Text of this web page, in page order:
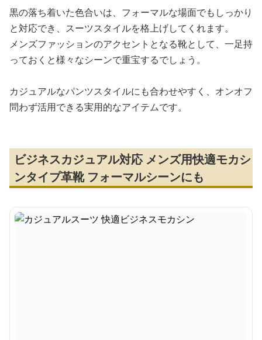
黒の落ち着いた色合いは、フォーマルな場面でもしっかり
と対応でき、スーツスタイルを格上げしてくれます。
メンズファッションのアクセントとなる靴として、一足持
っておくと様々なシーンで重宝するでしょう。
カジュアルなパンツスタイルにも合わせやすく、オンオフ
問わず活用できる実用的なアイテムです。
ビジネスカジュアル対応 メンズ用快適モカシ
ンタイプ革靴 フォーマルシーンにも